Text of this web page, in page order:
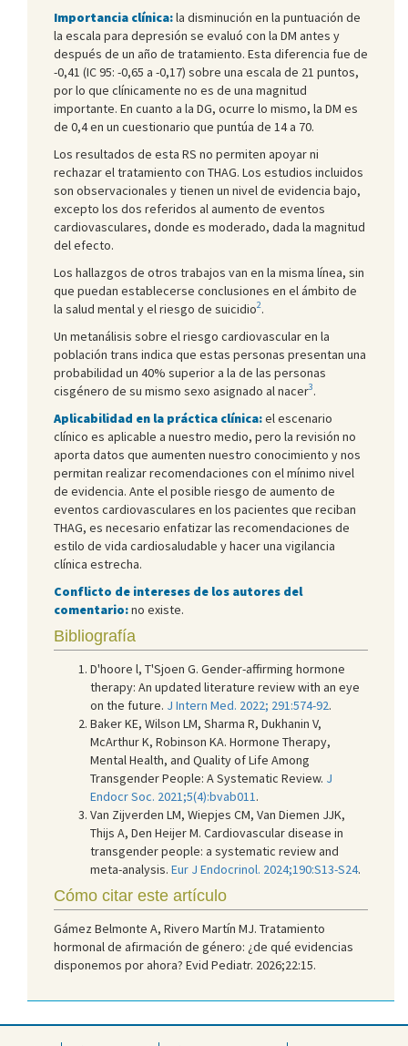
Importancia clínica:la disminución en la puntuación de
la escala para depresión se evaluó con la DM antes y
después de un año de tratamiento. Esta diferencia fue de
-0,41 (IC 95: -0,65 a -0,17) sobre una escala de 21 puntos,
por lo que clínicamente no es de una magnitud
importante. En cuanto a la DG, ocurre lo mismo, la DM es
de 0,4 en un cuestionario que puntúa de 14 a 70.
Los resultados de esta RS no permiten apoyar ni
rechazar el tratamiento con THAG. Los estudios incluidos
son observacionales y tienen un nivel de evidencia bajo,
excepto los dos referidos al aumento de eventos
cardiovasculares, donde es moderado, dada la magnitud
del efecto.
Los hallazgos de otros trabajos van en la misma línea, sin
que puedan establecerse conclusiones en el ámbito de
la salud mental y el riesgo de suicidio2.
Un metanálisis sobre el riesgo cardiovascular en la
población trans indica que estas personas presentan una
probabilidad un 40% superior a la de las personas
cisgénero de su mismo sexo asignado al nacer3.
Aplicabilidad en la práctica clínica:el escenario
clínico es aplicable a nuestro medio, pero la revisión no
aporta datos que aumenten nuestro conocimiento y nos
permitan realizar recomendaciones con el mínimo nivel
de evidencia. Ante el posible riesgo de aumento de
eventos cardiovasculares en los pacientes que reciban
THAG, es necesario enfatizar las recomendaciones de
estilo de vida cardiosaludable y hacer una vigilancia
clínica estrecha.
Conflicto de intereses de los autores del
comentario:no existe.
Bibliografía
D'hoore l, T'Sjoen G. Gender-affirming hormone
therapy: An updated literature review with an eye
on the future. J Intern Med. 2022; 291:574-92.
Baker KE, Wilson LM, Sharma R, Dukhanin V,
McArthur K, Robinson KA. Hormone Therapy,
Mental Health, and Quality of Life Among
Transgender People: A Systematic Review. J
Endocr Soc. 2021;5(4):bvab011 .
Van Zijverden LM, Wiepjes CM, Van Diemen JJK,
Thijs A, Den Heijer M. Cardiovascular disease in
transgender people: a systematic review and
meta-analysis. Eur J Endocrinol. 2024;190:S13-S24.
Cómo citar este artículo
Gámez Belmonte A, Rivero Martín MJ. Tratamiento
hormonal de afirmación de género: ¿de qué evidencias
disponemos por ahora? Evid Pediatr. 2026;22:15.